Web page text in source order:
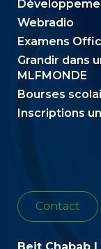
Webradio
Examens
Grandir dans
MLFMONDE
Bourses
Inscriptions
Contact